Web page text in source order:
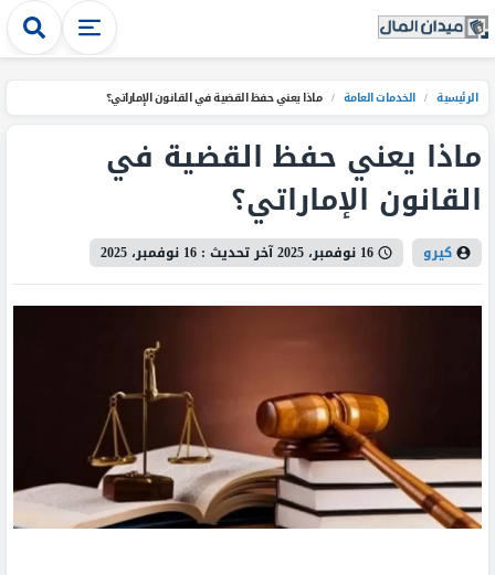
الرئيسية / الخدمات العامة / ماذا يعني حفظ القضية في القانون الإماراتي؟
ماذا يعني حفظ القضية في
القانون الإماراتي؟
كيرو 16 نوفمبر، 2025 آخر تحديث : 16 نوفمبر، 2025